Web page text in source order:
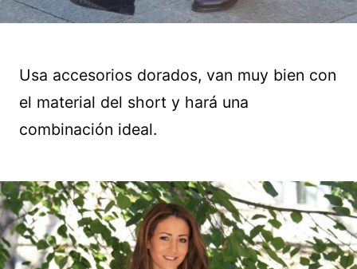
Usa accesorios dorados, van muy bien con
el material del short y hará una
combinación ideal.